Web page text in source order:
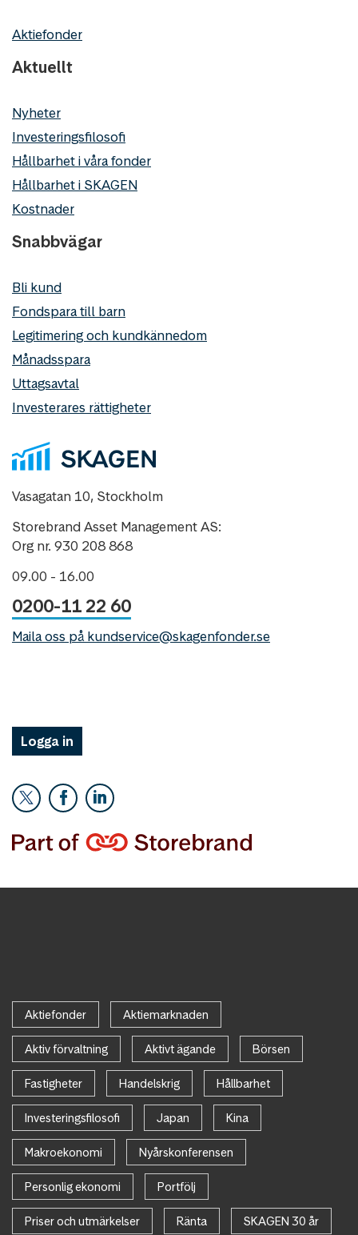
Aktiefonder
Aktuellt
Nyheter
Investeringsfilosofi
Hållbarhet i våra fonder
Hållbarhet i SKAGEN
Kostnader
Snabbvägar
Bli kund
Fondspara till barn
Legitimering och kundkännedom
Månadsspara
Uttagsavtal
Investerares rättigheter
Vasagatan 10, Stockholm
Storebrand Asset Management AS:
Org nr. 930 208 868
09.00 - 16.00
0200-11 22 60
Maila oss på kundservice@skagenfonder.se
Logga in
Aktiefonder Aktiemarknaden
Aktiv förvaltning Aktivt ägande Börsen
Fastigheter Handelskrig Hållbarhet
Investeringsfilosofi Japan Kina
Makroekonomi Nyårskonferensen
Personlig ekonomi Portfölj
Priser och utmärkelser Ränta SKAGEN 30 år